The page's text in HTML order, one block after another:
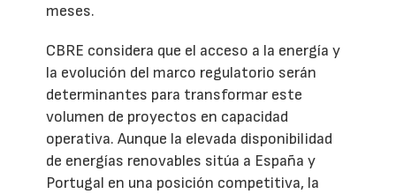
meses.
CBRE considera que el acceso a la energía y
la evolución del marco regulatorio serán
determinantes para transformar este
volumen de proyectos en capacidad
operativa. Aunque la elevada disponibilidad
de energías renovables sitúa a España y
Portugal en una posición competitiva, la